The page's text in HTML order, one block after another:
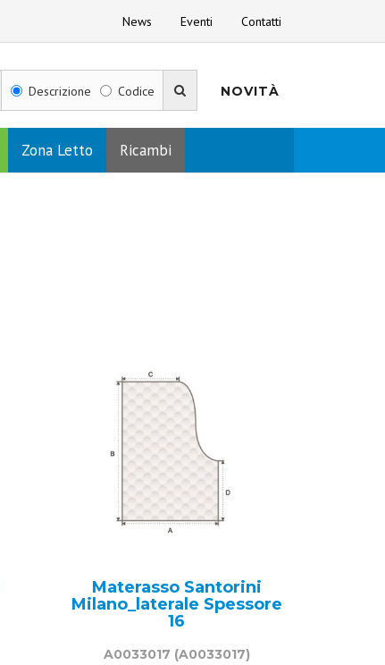
News Eventi Contatti
Descrizione Codice NOVITÀ
Zona Letto Ricambi
Materasso Santorini
Milano_laterale Spessore
16
A0033017 (A0033017)